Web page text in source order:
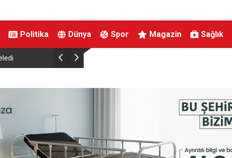
Politika Dünya Spor Magazin Sağlık
Nilüfer’de kent rehberi ve imar durumu sorgulama yenilendi